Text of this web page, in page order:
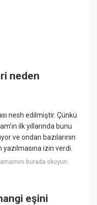
neden
nesh edilmiştir. Çünkü
ilk yıllarında bunu
ve ondan bazılarının
izin verdi.
burada okuyun:
eşini